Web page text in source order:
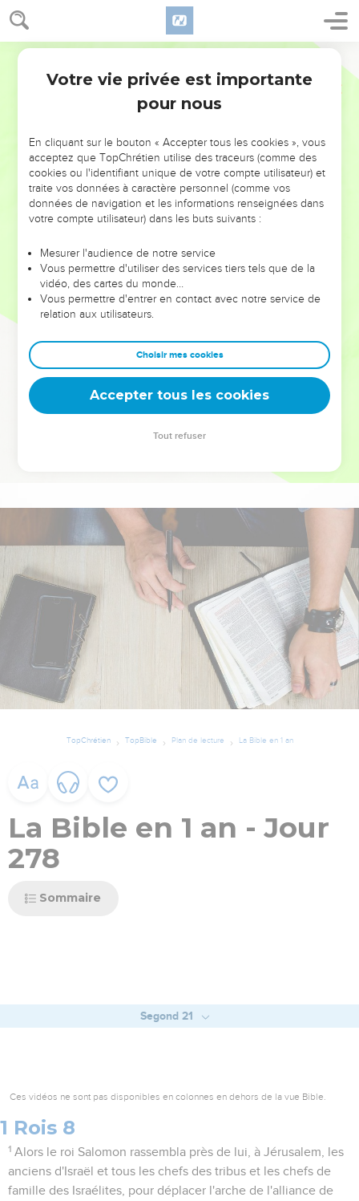
NE MANQUEZ PAS L’ÉVÉNEMENT
DE L’ANNÉE !
ET SI LEURS ERREURS POUVAIENT VOUS ÉVITER LES
VOTRES ?
leur foi ou leur vision. Mais on voit moins les doutes, les erreurs
et les saisons difficiles qu'ils ont traversés, alors même que ce
sont elles qui les ont façonnés.
Dans cette conférence, leaders, entrepreneurs, et responsables
clés pour avancer avec plus de sagesse afin que leurs erreurs
deviennent vos tremplins. Que vous guidiez un ministère, une
équipe, un groupe ou une famille, leur expérience est faite
TopChrétien TopBible Plan de lecture La Bible en 1 an
La Bible en 1 an - Jour
278
Sommaire
Segond 21
Ces vidéos ne sont pas disponibles en colonnes en dehors de la vue Bible.
1 Rois 8
1 Alors le roi Salomon rassembla près de lui, à Jérusalem, les
anciens d'Israël et tous les chefs des tribus et les chefs de
famille des Israélites, pour déplacer l'arche de l'alliance de
Votre vie privée est importante
pour nous
En cliquant sur le bouton « Accepter tous les cookies », vous
acceptez que TopChrétien utilise des traceurs (comme des
cookies ou l'identifiant unique de votre compte utilisateur) et
traite vos données à caractère personnel (comme vos
données de navigation et les informations renseignées dans
votre compte utilisateur) dans les buts suivants :
Mesurer l'audience de notre service
Vous permettre d'utiliser des services tiers tels que de la
vidéo, des cartes du monde…
Vous permettre d'entrer en contact avec notre service de
relation aux utilisateurs.
Choisir mes cookies
Accepter tous les cookies
Tout refuser